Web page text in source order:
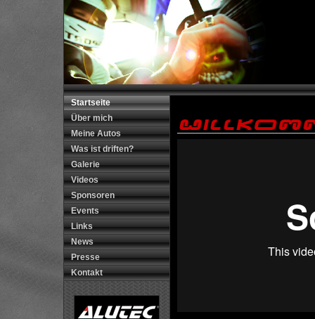
Startseite
Über mich
Meine Autos
Was ist driften?
Galerie
Videos
Sponsoren
Events
Links
News
Presse
Kontakt